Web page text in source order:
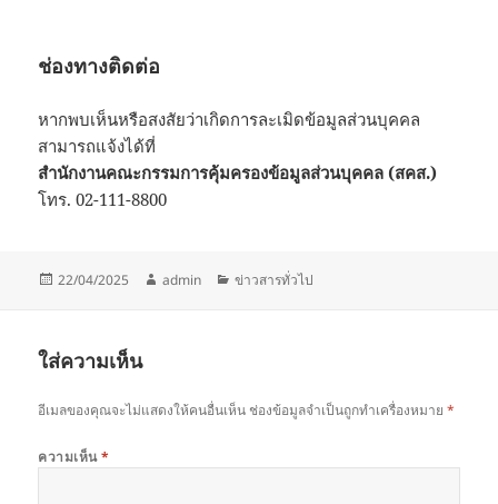
ช่องทางติดต่อ
หากพบเห็นหรือสงสัยว่าเกิดการละเมิดข้อมูลส่วนบุคคล
สามารถแจ้งได้ที่
สำนักงานคณะกรรมการคุ้มครองข้อมูลส่วนบุคคล (สคส.)
โทร. 02-111-8800
เขียน
22/04/2025
ผู้
admin
หมวด
ข่าวสารทั่วไป
ใส่ความเห็น
อีเมลของคุณจะไม่แสดงให้คนอื่นเห็น ช่องข้อมูลจำเป็นถูกทำเครื่องหมาย*
ความเห็น*